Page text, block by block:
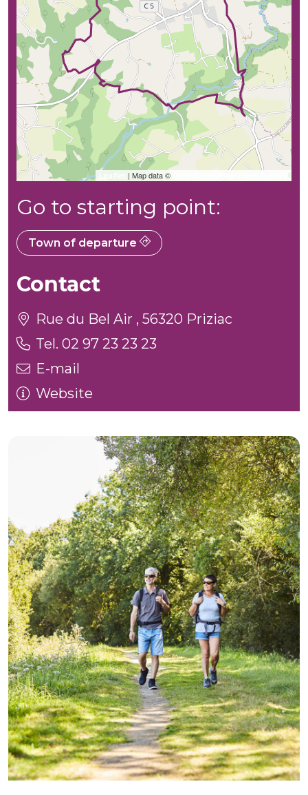
Leaflet | Map data ©
Go to starting point:
Town of departure
Contact
Rue du Bel Air , 56320 Priziac
Tel. 02 97 23 23 23
E-mail
Website